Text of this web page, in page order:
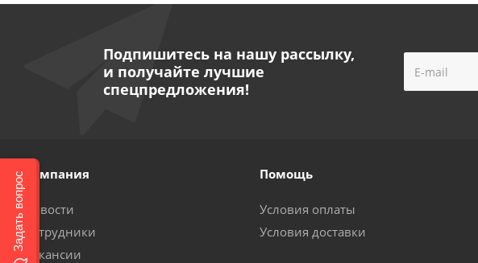
Подпишитесь на нашу рассылку,
и получайте лучшие
спецпредложения!
Компания
Новости
Сотрудники
Вакансии
Помощь
Условия оплаты
Условия доставки
Задать вопрос